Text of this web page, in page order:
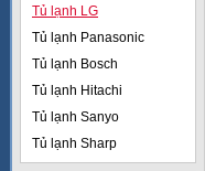
Tủ lạnh LG
Tủ lạnh Panasonic
Tủ lạnh Bosch
Tủ lạnh Hitachi
Tủ lạnh Sanyo
Tủ lạnh Sharp